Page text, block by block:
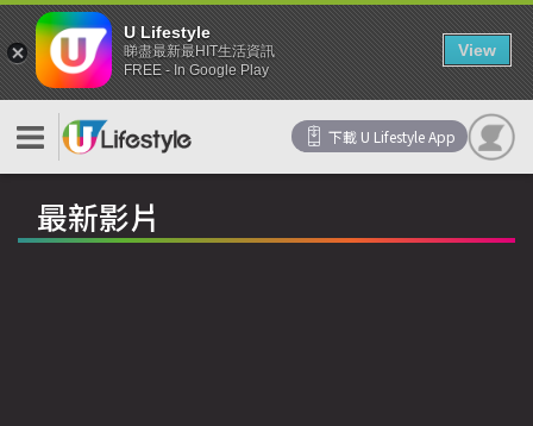
下載 U Lifestyle App
最新影片
U Lifestyle
睇盡最新最HIT生活資訊
FREE - In Google Play
View